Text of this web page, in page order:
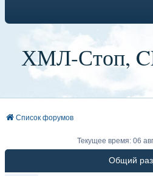
ХМЛ-Стоп,
Список форумов
Текущее время: 06
Общий